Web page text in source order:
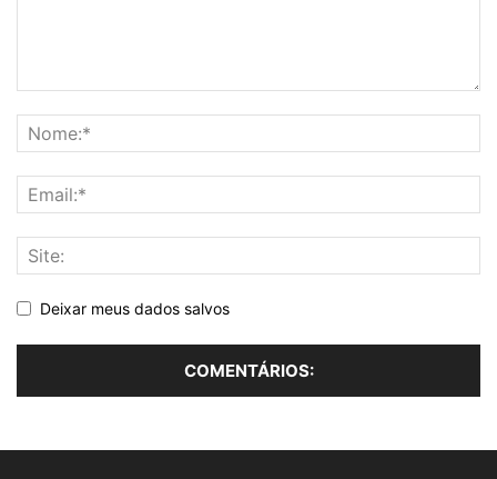
Deixar meus dados salvos